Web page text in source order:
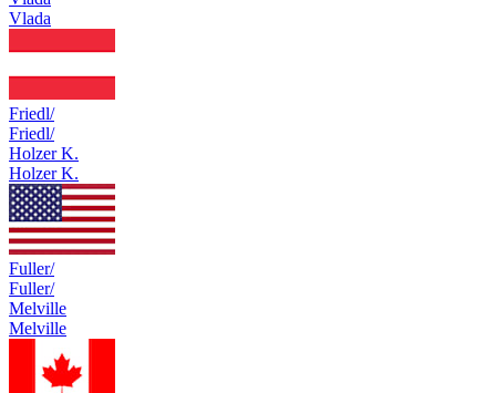
Vlada
Friedl/
Friedl/
Holzer K.
Holzer K.
Fuller/
Fuller/
Melville
Melville